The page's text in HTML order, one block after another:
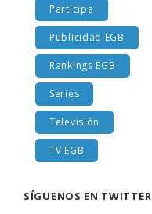
Participa
Publicidad EGB
Rankings EGB
Series
Televisión
TV EGB
SÍGUENOS EN TWITTER